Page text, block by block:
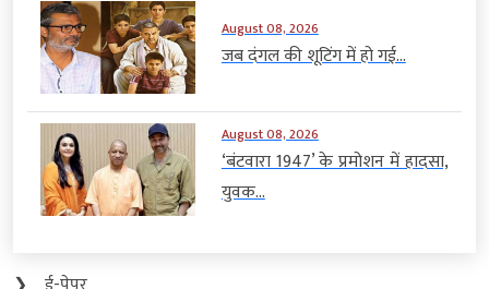
August 08, 2026
जब दंगल की शूटिंग में हो गई...
August 08, 2026
‘बंटवारा 1947’ के प्रमोशन में हादसा,
युवक...